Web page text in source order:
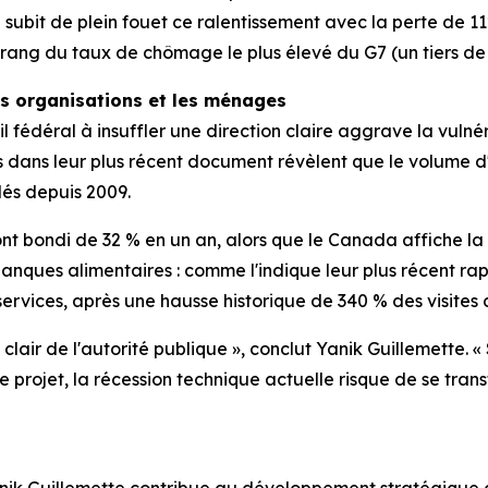
de plein fouet ce ralentissement avec la perte de
du taux de chômage le plus élevé du G7 (un tiers
organisations et les ménages
fédéral à insuffler une direction claire aggrave la
leur plus récent document révèlent que le volume
depuis 2009.
bondi de 32 % en un an, alors que le Canada affiche
alimentaires : comme l'indique leur plus récent
après une hausse historique de 340 % des visites
de l'autorité publique », conclut Yanik Guillemette.
la récession technique actuelle risque de se